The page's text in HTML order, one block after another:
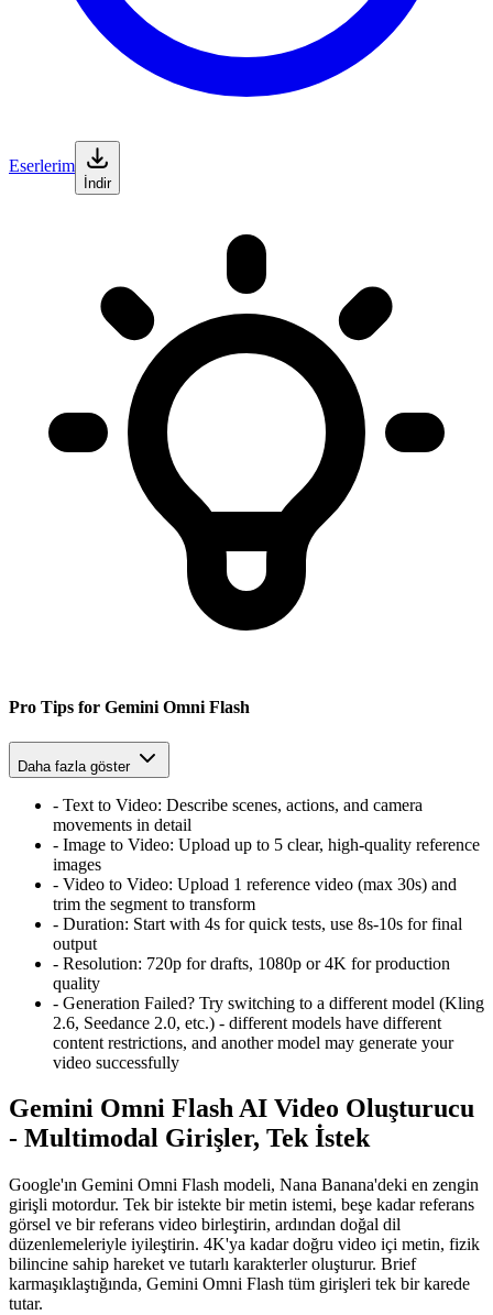
Eserlerim
İndir
Pro Tips for Gemini Omni Flash
Daha fazla göster
- Text to Video: Describe scenes, actions, and camera
movements in detail
- Image to Video: Upload up to 5 clear, high-quality reference
images
- Video to Video: Upload 1 reference video (max 30s) and
trim the segment to transform
- Duration: Start with 4s for quick tests, use 8s-10s for final
output
- Resolution: 720p for drafts, 1080p or 4K for production
quality
- Generation Failed? Try switching to a different model (Kling
2.6, Seedance 2.0, etc.) - different models have different
content restrictions, and another model may generate your
video successfully
Gemini Omni Flash AI Video Oluşturucu
- Multimodal Girişler, Tek İstek
Google'ın Gemini Omni Flash modeli, Nana Banana'deki en zengin
girişli motordur. Tek bir istekte bir metin istemi, beşe kadar referans
görsel ve bir referans video birleştirin, ardından doğal dil
düzenlemeleriyle iyileştirin. 4K'ya kadar doğru video içi metin, fizik
bilincine sahip hareket ve tutarlı karakterler oluşturur. Brief
karmaşıklaştığında, Gemini Omni Flash tüm girişleri tek bir karede
tutar.